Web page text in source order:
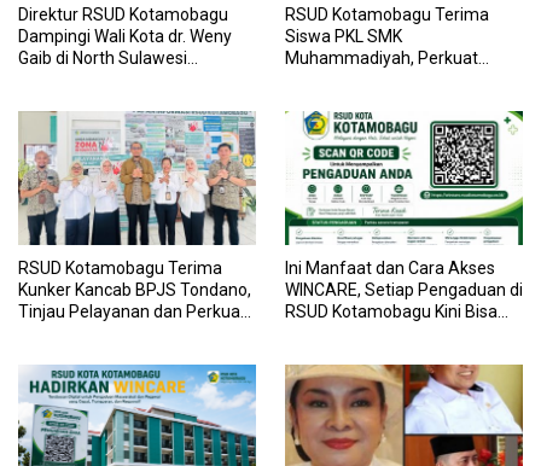
Direktur RSUD Kotamobagu
Dampingi Wali Kota dr. Weny
Gaib di North Sulawesi
RSUD Kotamobagu Terima
Siswa PKL SMK
Muhammadiyah, Perkuat
RSUD Kotamobagu Terima
Kunker Kancab BPJS Tondano,
Tinjau Pelayanan dan Perkuat
Ini Manfaat dan Cara Akses
WINCARE, Setiap Pengaduan di
RSUD Kotamobagu Kini Bisa